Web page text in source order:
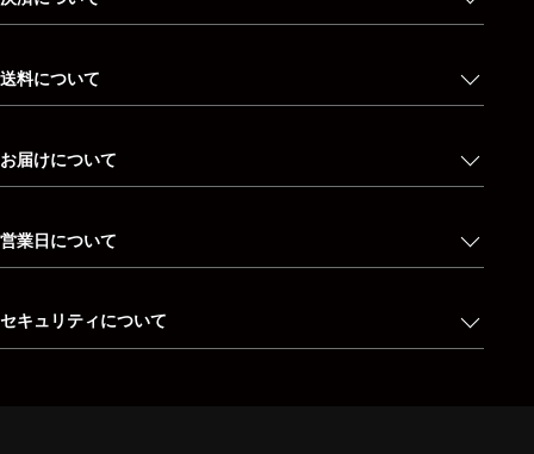
送料について
お届けについて
営業日について
セキュリティについて